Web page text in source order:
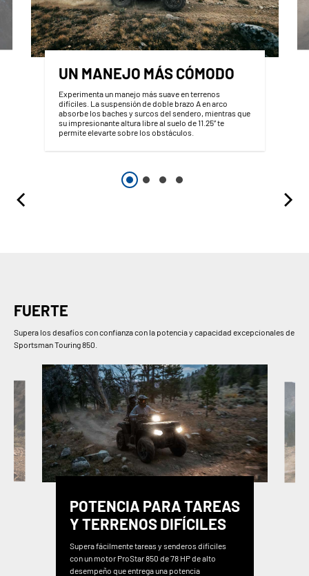
UN MANEJO MÁS CÓMODO
Experimenta un manejo más suave en terrenos
difíciles. La suspensión de doble brazo A en arco
absorbe los baches y surcos del sendero, mientras que
su impresionante altura libre al suelo de 11.25” te
permite elevarte sobre los obstáculos.
FUERTE
Supera los desafíos con confianza con la potencia y capacidad excepcionales de
Sportsman Touring 850.
POTENCIA PARA TAREAS
Y TERRENOS DIFÍCILES
Supera fácilmente tareas y senderos difíciles
con un motor ProStar 850 de 78 HP de alto
desempeño que entrega una potencia